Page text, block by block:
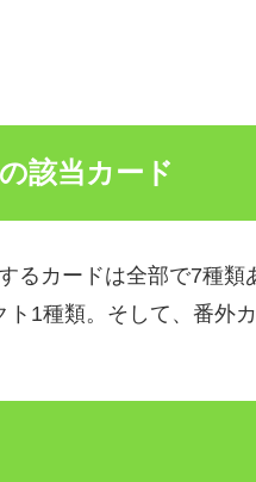
該当カード
るカードは全部で7種
1種類。そして、番外